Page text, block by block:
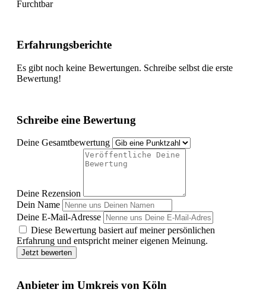
Furchtbar
Erfahrungsberichte
Es gibt noch keine Bewertungen. Schreibe selbst die erste
Bewertung!
Schreibe eine Bewertung
Deine Gesamtbewertung
Deine Rezension
Dein Name
Deine E-Mail-Adresse
Diese Bewertung basiert auf meiner persönlichen
Erfahrung und entspricht meiner eigenen Meinung.
Jetzt bewerten
Anbieter im Umkreis von Köln